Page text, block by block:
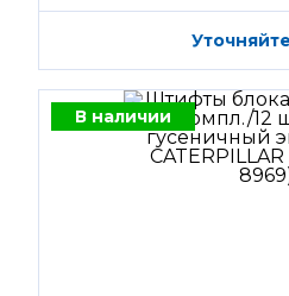
В наличии